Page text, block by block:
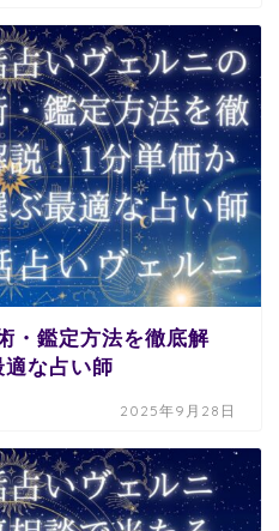
・鑑定方法を徹底解
な占い師
2025年9月28日